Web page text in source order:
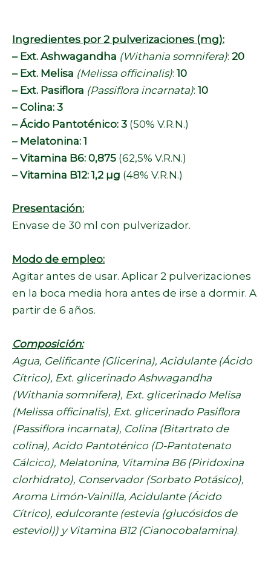
Ingredientes por 2 pulverizaciones (mg):
– Ext. Ashwagandha (Withania somnifera): 20
– Ext. Melisa (Melissa officinalis): 10
– Ext. Pasiflora (Passiflora incarnata): 10
– Colina: 3
– Ácido Pantoténico: 3 (50% V.R.N.)
– Melatonina: 1
– Vitamina B6: 0,875 (62,5% V.R.N.)
– Vitamina B12: 1,2 µg (48% V.R.N.)
Presentación:
Envase de 30 ml con pulverizador.
Modo de empleo:
Agitar antes de usar. Aplicar 2 pulverizaciones
en la boca media hora antes de irse a dormir. A
partir de 6 años.
Composición:
Agua, Gelificante (Glicerina), Acidulante (Ácido
Cítrico), Ext. glicerinado Ashwagandha
(Withania somnifera), Ext. glicerinado Melisa
(Melissa officinalis), Ext. glicerinado Pasiflora
(Passiflora incarnata), Colina (Bitartrato de
colina), Acido Pantoténico (D-Pantotenato
Cálcico), Melatonina, Vitamina B6 (Piridoxina
clorhidrato), Conservador (Sorbato Potásico),
Aroma Limón-Vainilla, Acidulante (Ácido
Cítrico), edulcorante (estevia (glucósidos de
esteviol)) y Vitamina B12 (Cianocobalamina).